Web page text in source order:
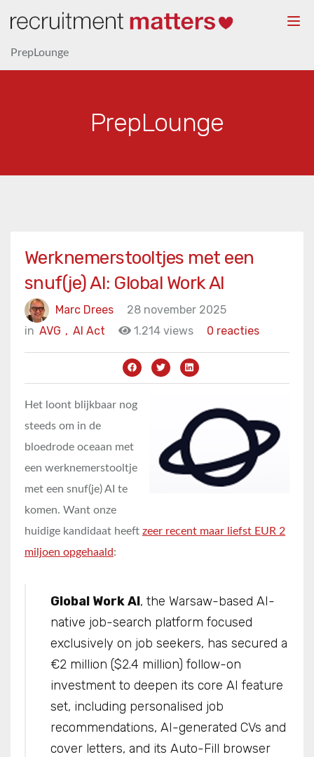
PrepLounge
PrepLounge
Werknemerstooltjes met een
snuf(je) AI: Global Work AI
Marc Drees
28 november 2025
in
AI Act
AVG , 1.214 views 0 reacties
Het loont blijkbaar nog
steeds om in de
bloedrode oceaan met
een werknemerstooltje
met een snuf(je) AI te
komen. Want onze
huidige kandidaat heeft zeer recent maar liefst EUR 2
miljoen opgehaald:
Global Work AI, the Warsaw-based AI-
native job-search platform focused
exclusively on job seekers, has secured a
€2 million ($2.4 million) follow-on
investment to deepen its core AI feature
set, including personalised job
recommendations, AI-generated CVs and
cover letters, and its Auto-Fill browser